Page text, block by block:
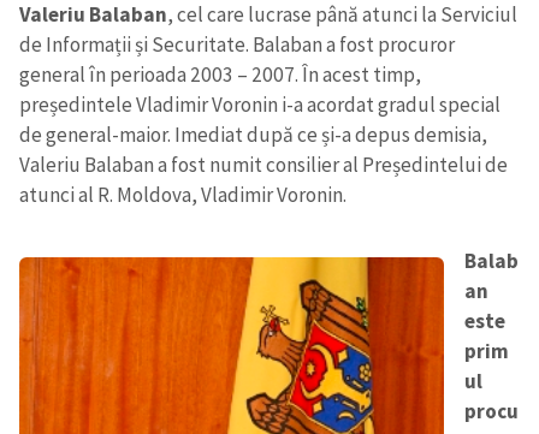
Valeriu Balaban, cel care lucrase până atunci la Serviciul
de Informații și Securitate. Balaban a fost procuror
general în perioada 2003 – 2007. În acest timp,
președintele Vladimir Voronin i-a acordat gradul special
de general-maior. Imediat după ce și-a depus demisia,
Valeriu Balaban a fost numit consilier al Președintelui de
atunci al R. Moldova, Vladimir Voronin.
Balab
an
este
prim
ul
procu